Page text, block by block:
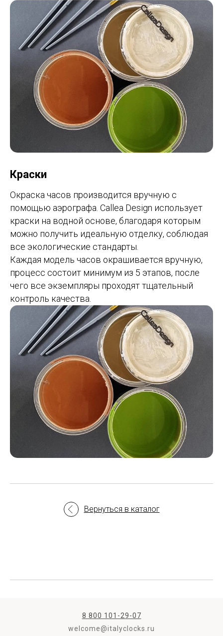
Краски
Окраска часов производится вручную с
помощью аэрографа. Callea Design использует
краски на водной основе, благодаря которым
можно получить идеальную отделку, соблюдая
все экологические стандарты.
Каждая модель часов окрашивается вручную,
процесс состоит минимум из 5 этапов, после
чего все экземпляры проходят тщательный
контроль качества.
Вернуться в каталог
8 800 101-29-07
welcome@italyclocks.ru